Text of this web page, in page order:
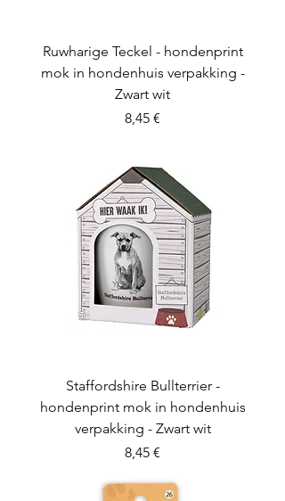
Ruwharige Teckel - hondenprint
mok in hondenhuis verpakking -
Zwart wit
Preis
8,45 €
Staffordshire Bullterrier -
hondenprint mok in hondenhuis
verpakking - Zwart wit
Preis
8,45 €